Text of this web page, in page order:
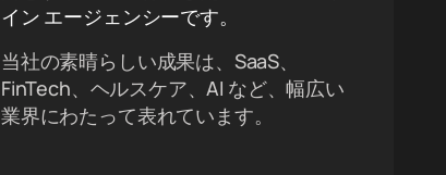
イン エージェンシーです。
当社の素晴らしい成果は、SaaS、
FinTech、ヘルスケア、AI など、幅広い
業界にわたって表れています。